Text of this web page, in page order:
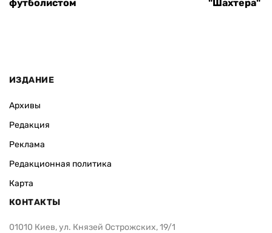
футболистом
"Шахтера"
ИЗДАНИЕ
Архивы
Редакция
Реклама
Редакционная политика
Карта
КОНТАКТЫ
01010 Киев, ул. Князей Острожских, 19/1